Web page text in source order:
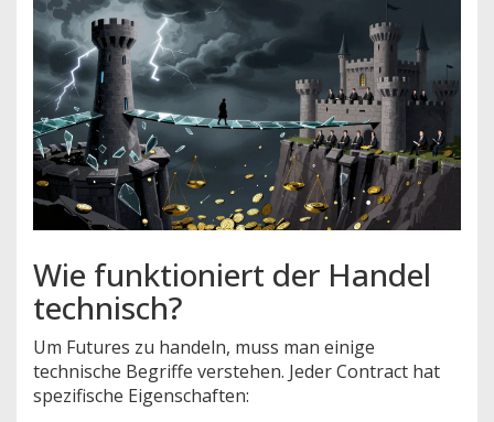
Wie funktioniert der Handel
technisch?
Um Futures zu handeln, muss man einige
technische Begriffe verstehen. Jeder Contract hat
spezifische Eigenschaften: